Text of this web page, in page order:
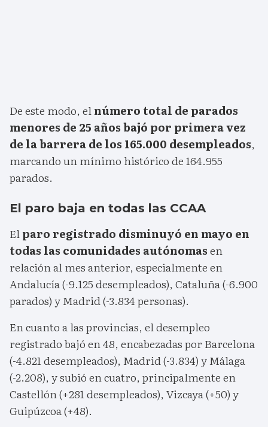
De este modo, elnúmero total de parados
menores de 25 años bajó por primera vez
de la barrera de los 165.000 desempleados,
marcando un mínimo histórico de 164.955
parados.
El paro baja en todas las CCAA
Elparo registrado disminuyó en mayo en
todas las comunidades autónomasen
relación al mes anterior, especialmente en
Andalucía (-9.125 desempleados), Cataluña (-6.900
parados) y Madrid (-3.834 personas).
En cuanto a las provincias, el desempleo
registrado bajó en 48, encabezadas por Barcelona
(-4.821 desempleados), Madrid (-3.834) y Málaga
(-2.208), y subió en cuatro, principalmente en
Castellón (+281 desempleados), Vizcaya (+50) y
Guipúzcoa (+48).